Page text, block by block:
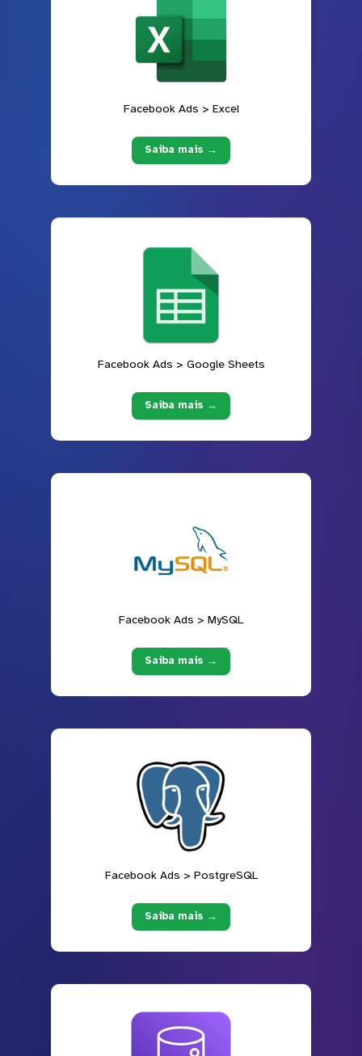
Facebook Ads > Excel
Saiba mais →
Facebook Ads > Google Sheets
Saiba mais →
Facebook Ads > MySQL
Saiba mais →
Facebook Ads > PostgreSQL
Saiba mais →